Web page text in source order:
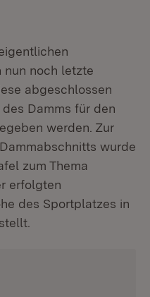
nun noch letzte
abgeschlossen
Damms für den
werden. Zur
wurde
zum Thema
erfolgten
des Sportplatzes in